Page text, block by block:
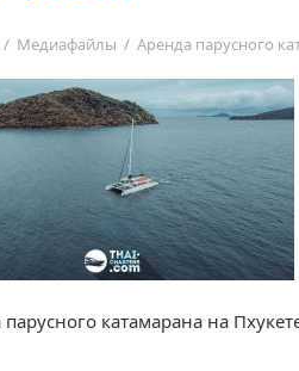
/ Медиафайлы / Аренда парусного
катамарана на